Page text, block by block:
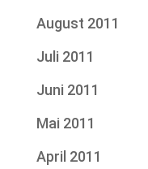
August 2011
Juli 2011
Juni 2011
Mai 2011
April 2011